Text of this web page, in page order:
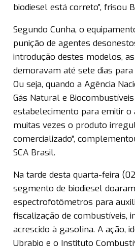
biodiesel está correto”, frisou
Segundo Cunha, o
punição de agentes
introdução destes modelos,
demoravam até sete dias
Ou seja, quando a Agência
Gás Natural e
estabelecimento para emitir o
muitas vezes o produto
comercializado”,
SCA Brasil.
Na tarde desta quarta-feira
segmento de biodiesel
espectrofotômetros para
fiscalização de combustíveis,
acrescido à gasolina. A ação,
Ubrabio e o Instituto